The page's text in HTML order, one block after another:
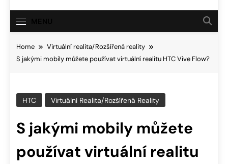
Infoek.cz
Novinkám
Home
Virtuální realita/Rozšířená reality
S jakými mobily můžete používat virtuální realitu HTC Vive Flow?
HTC Virtuální Realita/Rozšířená Reality
S jakými mobily můžete
používat virtuální realitu